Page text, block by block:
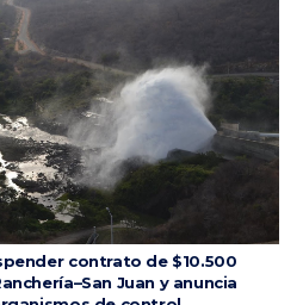
contrato de $10.500
Juan y anuncia